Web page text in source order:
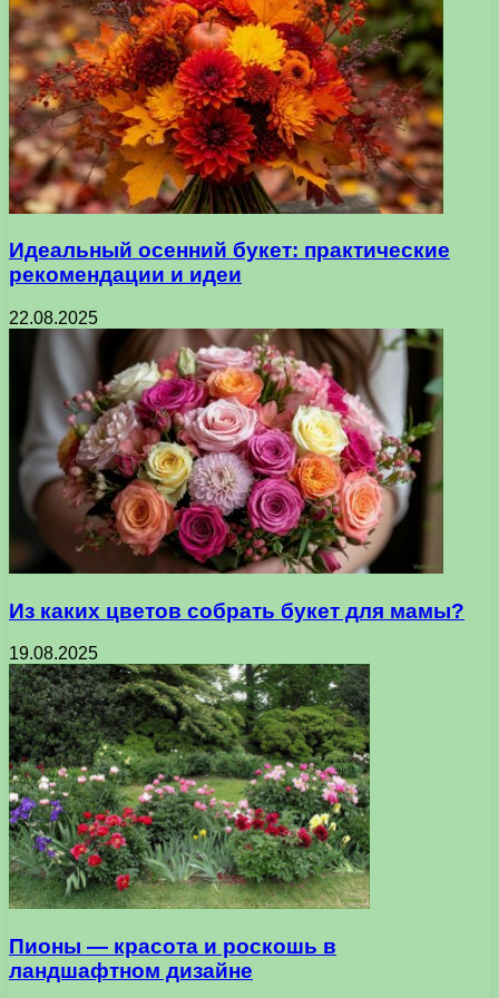
Идеальный осенний букет: практические
рекомендации и идеи
22.08.2025
Из каких цветов собрать букет для мамы?
19.08.2025
Пионы — красота и роскошь в
ландшафтном дизайне